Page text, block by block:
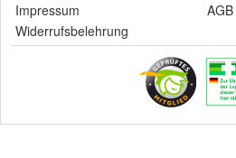
Impressum
AGB
Widerrufsbelehrung